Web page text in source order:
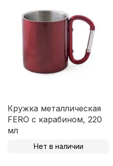
Кружка металлическая
FERO с карабином, 220
мл
Нет в наличии